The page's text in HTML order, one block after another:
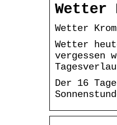
Wetter
Wetter
Wetter
vergessen
Der 16